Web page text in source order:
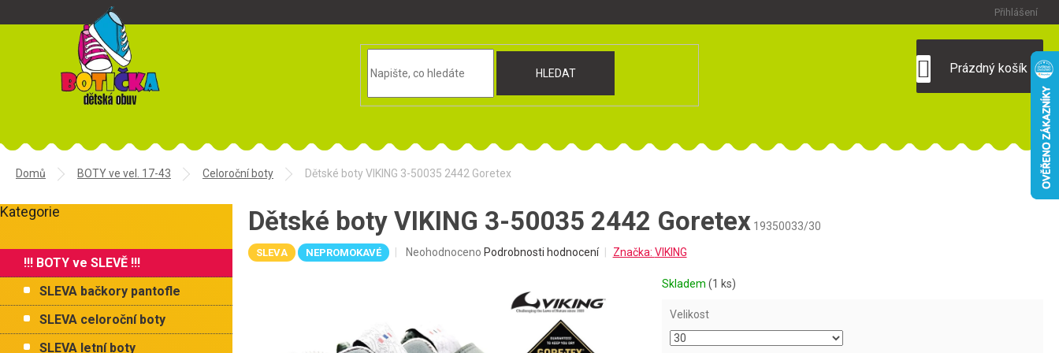
Přihlášení
HLEDAT
KOŠÍK
Prázdný košík
Domů BOTY ve vel. 17-43 Celoroční boty Dětské boty VIKING 3-50035 2442 Goretex
o
t
n
í
Přeskočit
Kategorie
!!! BOTY ve SLEVĚ !!!
SLEVA bačkory pantofle
SLEVA celoroční boty
SLEVA letní boty
Dětské boty VIKING 3-50035 2442 Goretex 19350033/30
SLEVA NEPROMOKAVÉ
Průměrné
z
5
Neohodnoceno Podrobnosti hodnocení Značka: VIKING
Skladem (1 ks)
Velikost